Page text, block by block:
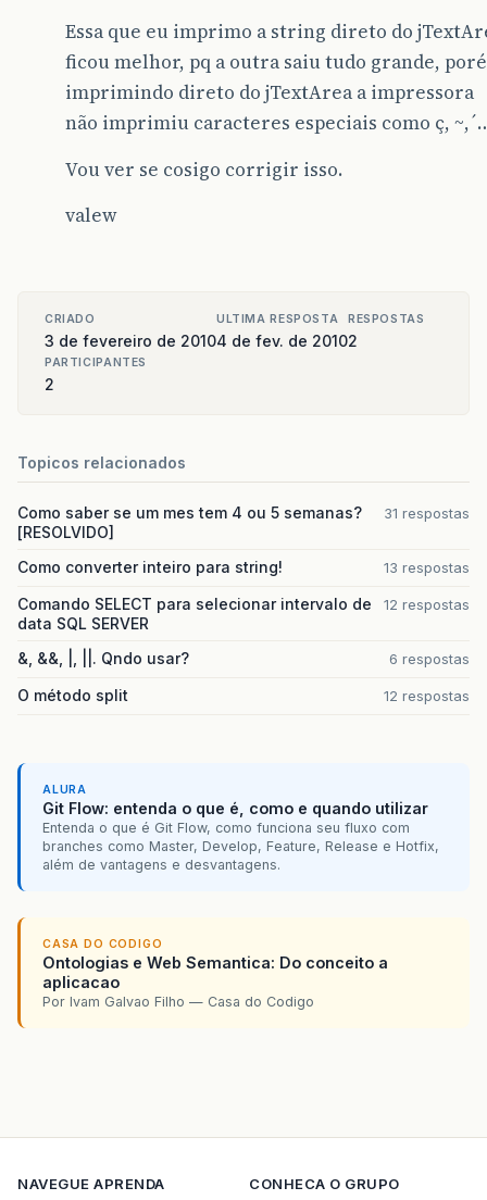
Essa que eu imprimo a string direto do
ficou melhor, pq a outra saiu tudo grande,
imprimindo direto do jTextArea a impressora
não imprimiu caracteres especiais como ç,
Vou ver se cosigo corrigir isso.
valew
CRIADO
3 de fevereiro de 2010
ULTIMA RESPOSTA
4 de fev. de 2010
RESPOSTAS
2
PARTICIPANTES
2
Topicos relacionados
Como saber se um mes tem 4 ou 5 semanas?
[RESOLVIDO]
31 respostas
Como converter inteiro para string! 13 respostas
Comando SELECT para selecionar intervalo de
data SQL SERVER
12 respostas
&, &&, |, ||. Qndo usar? 6 respostas
O método split 12 respostas
ALURA
Git Flow: entenda o que é, como e quando utilizar
Entenda o que é Git Flow, como funciona seu fluxo com
branches como Master, Develop, Feature, Release e Hotfix,
além de vantagens e desvantagens.
CASA DO CODIGO
Ontologias e Web Semantica: Do conceito a
aplicacao
Por Ivam Galvao Filho — Casa do Codigo
NAVEGUE APRENDA CONHECA O GRUPO